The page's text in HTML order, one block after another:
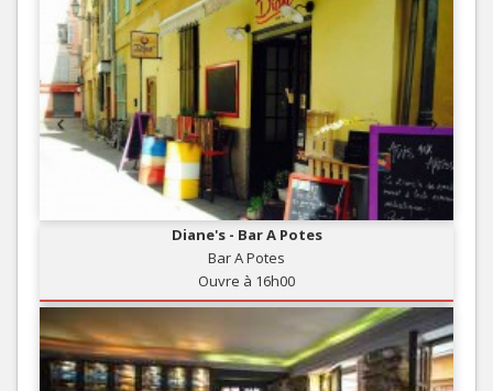
Diane's - Bar A Potes
Bar A Potes
Ouvre à 16h00